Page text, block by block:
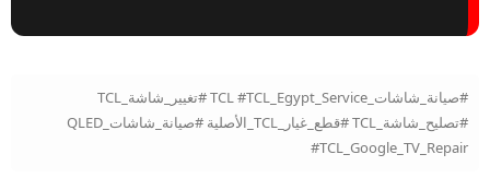
#صيانة_شاشات_TCL #TCL_Egypt_Service #تغيير_شاشة_TCL
#تصليح_شاشة_TCL #قطع_غيار_TCL_الأصلية #صيانة_شاشات_QLED
#TCL_Google_TV_Repair